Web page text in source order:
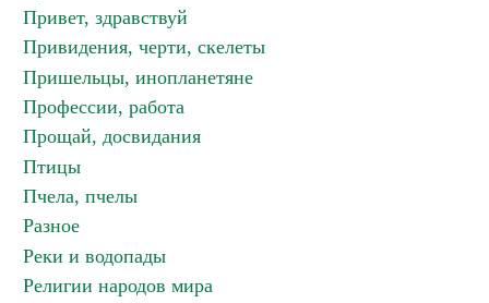
Привет, здравствуй
Привидения, черти, скелеты
Пришельцы, инопланетяне
Профессии, работа
Прощай, досвидания
Птицы
Пчела, пчелы
Разное
Реки и водопады
Религии народов мира